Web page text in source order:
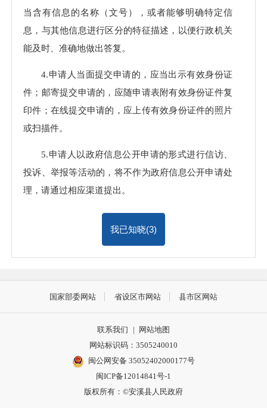
当含有信息的名称（文号），或者能够明确特定信
息，与其他信息进行区分的特征描述，以便行政机关
能及时、准确地做出答复。
4.申请人当面提交申请的，应当出示有效身份证
件；邮寄提交申请的，应随申请表附有效身份证件复
印件；在线提交申请的，应上传有效身份证件的照片
或扫描件。
5.申请人以政府信息公开申请的形式进行信访、
投诉、举报等活动的，将不作为政府信息公开申请处
理，请通过相应渠道提出。
我已知晓(3)
国家部委网站 省设区市网站 县市区网站
联系我们 |
网站地图
网站标识码：3505240010
闽公网安备 35052402000177号
闽ICP备12014841号-1
版权所有：©安溪县人民政府